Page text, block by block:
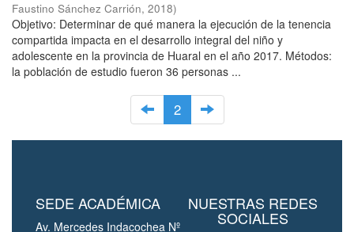
Faustino Sánchez Carrión, 2018)
Objetivo: Determinar de qué manera la ejecución de la tenencia
compartida impacta en el desarrollo integral del niño y
adolescente en la provincia de Huaral en el año 2017. Métodos:
la población de estudio fueron 36 personas ...
2
SEDE ACADÉMICA
Av. Mercedes Indacochea Nº
NUESTRAS REDES
SOCIALES